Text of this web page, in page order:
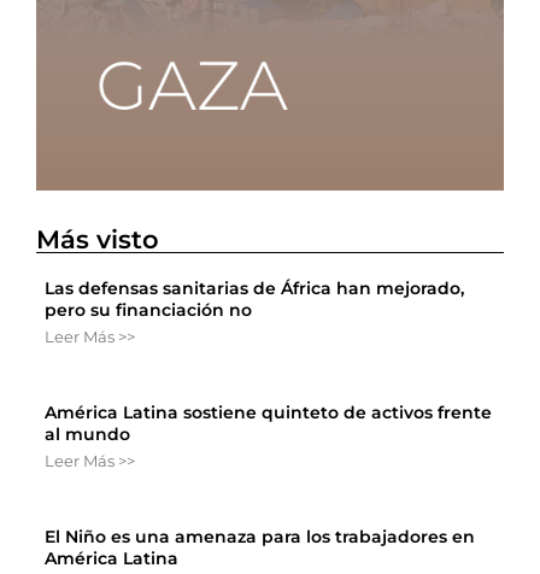
Más visto
Las defensas sanitarias de África han mejorado,
pero su financiación no
Leer Más >>
América Latina sostiene quinteto de activos frente
al mundo
Leer Más >>
El Niño es una amenaza para los trabajadores en
América Latina